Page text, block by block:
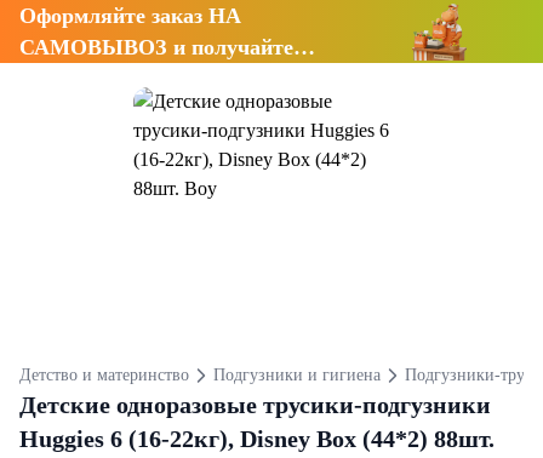
Оформляйте заказ НА
САМОВЫВОЗ и получайте
Детство и материнство Подгузники и гигиена Подгузники-
Детские одноразовые трусики-подгузники
Huggies 6 (16-22кг), Disney Box (44*2) 88шт.